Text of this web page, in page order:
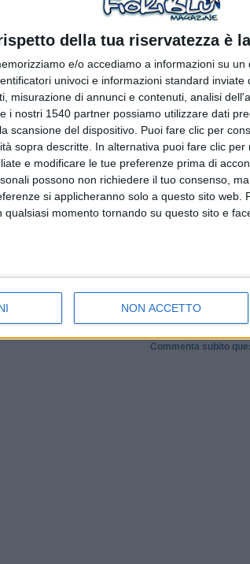
della tua riservatezza è
e/o accediamo a informazioni su
univoci e informazioni standard
misurazione di annunci e contenuti, analisi
i nostri 1540 partner possiamo utilizzare dati
scansione del dispositivo. Puoi fare clic per
sopra descritte. In alternativa puoi fare clic
e modificare le tue preferenze prima di
possono non richiedere il tuo consenso,
si applicheranno solo a questo sito web.
qualsiasi momento tornando su questo sito e
NON ACCETTO
(calcio, ferro e potassio), fibre e potenti antiossidanti che
problemi cardiovascolari. Gli antiossidanti, in particolare
il processo d’invecchiamento delle cellule grazie
si tratta di sali, in genere cloruri che, oltre a
simile a quella dell'aspirina. Cosa significa? Significa
in modo benefico anche sul cuore e sul sangue e
(e non solo) tipici dell'aspirina.
artriti, aterosclerosi, disturbi renali e gotta. Inoltre sono
prodotto, sono anche leggermente diuretiche e
stomaco si impregnano d’acqua come spugne e
sensazione di sazietà. Un consiglio: mangiate a
modo otterrete anche un effetto depurante e
urico (frequente causa di gotta).
esempio, è utile per lenire e rinfrescare le pelli irritate,
Grazie ad alcuni elementi presenti nella buccia,
d'estate, sono perfette per reintegrare i sali minerali
di altri frutti, non proseguono la maturazione una volta
solo quelle ben mature, sode, prive di ammaccature
lavatele molto bene, magari con amuchina o
poco dopo averle acquistate ma, se le dovete
al freddo. Tenetele piuttosto in un luogo fresco e
Commenta subito